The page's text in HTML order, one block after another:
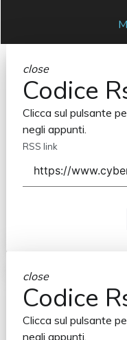
close
Codice
Clicca sul pulsante
negli appunti.
RSS link
close
Codice
Clicca sul pulsante
negli appunti.